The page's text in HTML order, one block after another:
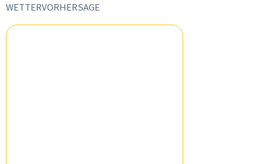
WETTERVORHERSAGE